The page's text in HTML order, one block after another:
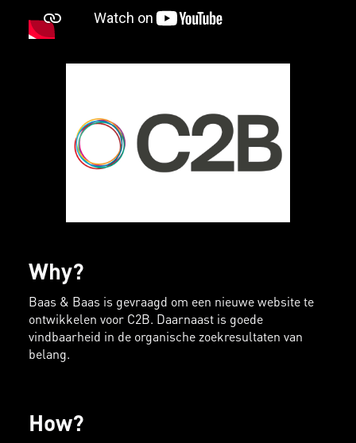
Why?
Baas & Baas is gevraagd om een nieuwe website te
ontwikkelen voor C2B. Daarnaast is goede
vindbaarheid in de organische zoekresultaten van
belang.
How?